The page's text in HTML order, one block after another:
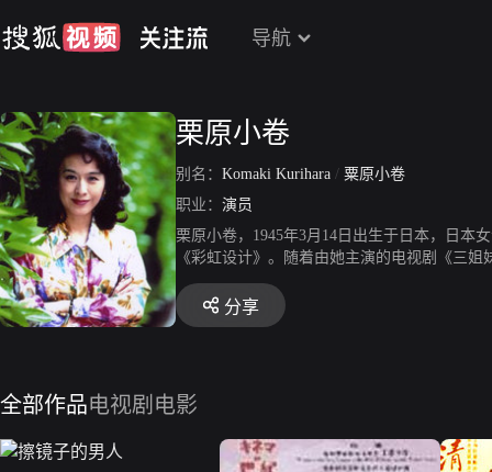
导航
栗原小卷
别名： Komaki Kurihara / 粟原小卷
职业： 演员
栗原小卷，1945年3月14日出生于日本，日本
《彩虹设计》。随着由她主演的电视剧《三
分享
全部作品电视剧 电影